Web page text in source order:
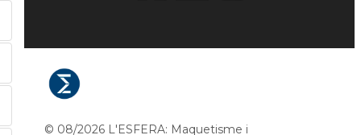
© 08/2026 L'ESFERA: Maquetisme i